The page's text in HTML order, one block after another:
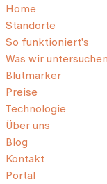
Home
Standorte
So funktioniert's
Was wir untersuchen
Blutmarker
Preise
Technologie
Über uns
Blog
Kontakt
Portal